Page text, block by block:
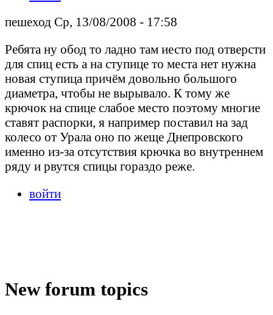
пешеход Ср, 13/08/2008 - 17:58
Ребята ну обод то ладно там иесто под отверсти
для спиц есть а на ступице то места нет нужна
новая ступица причём довольно большого
диаметра, чтобы не вырывало. К тому же
крючок на спице слабое место поэтому многие
ставят распорки, я например поставил на зад
колесо от Урала оно по жеще Днепровского
именно из-за отсутствия крючка во внутреннем
ряду и рвутся спицы гораздо реже.
войти
New forum topics